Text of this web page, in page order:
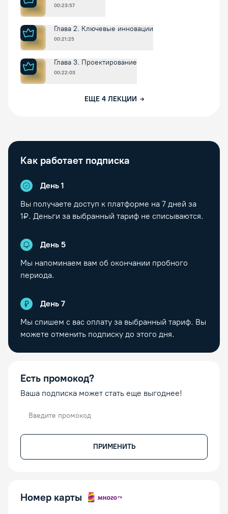
00:23:57
Глава 2. Ключевые инновации
00:21:25
Глава 3. Проектирование
00:22:03
ЕЩЕ 4 ЛЕКЦИИ
Как работает подписка
День 1
Вы получаете доступ к платформе на 7 дней за
1₽. Деньги за выбранный тариф не списываются.
День 5
Мы напоминаем вам об окончании пробного
периода.
День 7
Мы спишем с вас оплату за выбранный тариф. Вы
можете отменить подписку до этого дня.
Есть промокод?
Ваша подписка может стать еще выгоднее!
ПРИМЕНИТЬ
Номер карты